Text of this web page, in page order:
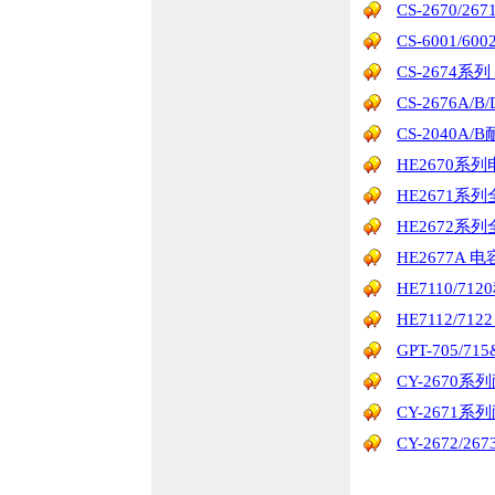
CS-2670/
CS-6001/
CS-2674系
CS-2676A/
CS-2040A/B
HE2670系列
HE2671系列
HE2672系列
HE2677A 电
HE7110/
HE7112/
GPT-705/
CY-2670系
CY-2671系
CY-2672/